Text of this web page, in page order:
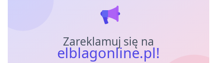
Zareklamuj się na
elblagonline.pl!